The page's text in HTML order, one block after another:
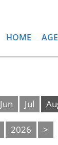
HOME
Jun Jul
2026 >